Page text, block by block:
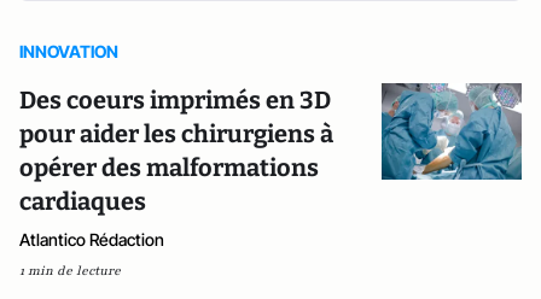
INNOVATION
Des coeurs imprimés en 3D
pour aider les chirurgiens à
opérer des malformations
cardiaques
Atlantico Rédaction
1 min de lecture